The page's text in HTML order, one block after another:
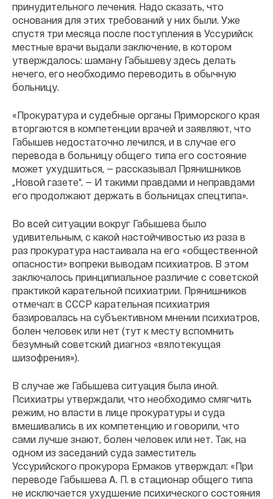
принудительного лечения. Надо сказать, что
основания для этих требований у них были. Уже
спустя три месяца после поступления в Уссурийск
местные врачи выдали заключение, в котором
утверждалось: шаману Габышеву здесь делать
нечего, его необходимо переводить в обычную
больницу.
«Прокуратура и судебные органы Приморского края
вторгаются в компетенции врачей и заявляют, что
Габышев недостаточно лечился, и в случае его
перевода в больницу общего типа его состояние
может ухудшиться, — рассказывал Прянишников
„Новой газете“. — И такими правдами и неправдами
его продолжают держать в больницах спецтипа».
Во всей ситуации вокруг Габышева было
удивительным, с какой настойчивостью из раза в
раз прокуратура настаивала на его «общественной
опасности» вопреки выводам психиатров. В этом
заключалось принципиальное различие с советской
практикой карательной психиатрии. Прянишников
отмечал: в СССР карательная психиатрия
базировалась на субъективном мнении психиатров,
болен человек или нет (тут к месту вспомнить
безумный советский диагноз «вялотекущая
шизофрения»).
В случае же Габышева ситуация была иной.
Психиатры утверждали, что необходимо смягчить
режим, но власти в лице прокуратуры и суда
вмешивались в их компетенцию и говорили, что
сами лучше знают, болен человек или нет. Так, на
одном из заседаний суда заместитель
Уссурийского прокурора Ермаков утверждал: «При
переводе Габышева А. П. в стационар общего типа
не исключается ухудшение психического состояния